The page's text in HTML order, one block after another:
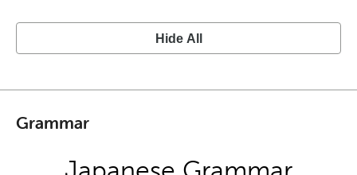
Hide All
Grammar